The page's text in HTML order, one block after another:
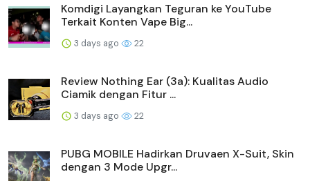
Komdigi Layangkan Teguran ke YouTube
Terkait Konten Vape Big...
3 days ago 22
Review Nothing Ear (3a): Kualitas Audio
Ciamik dengan Fitur ...
3 days ago 22
PUBG MOBILE Hadirkan Druvaen X-Suit, Skin
dengan 3 Mode Upgr...